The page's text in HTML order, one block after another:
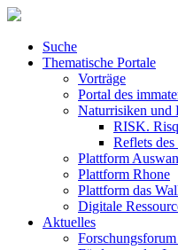
Suche
Thematische Portale
Vorträge
Portal des
Naturrisiken und
RISK.
Reflets
Plattform
Plattform Rhone
Plattform das
Digitale
Aktuelles